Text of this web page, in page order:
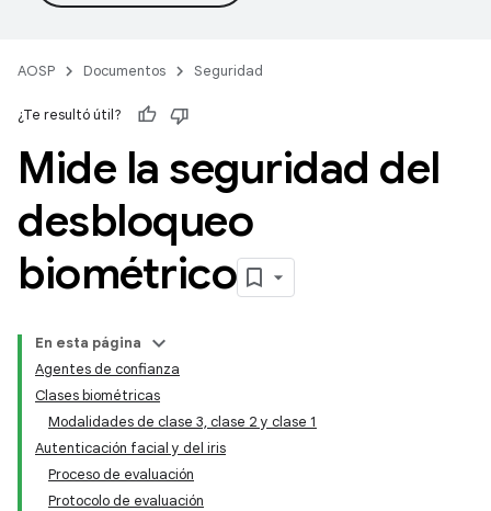
AOSP Documentos Seguridad
¿Te resultó útil?
Mide la seguridad del
desbloqueo
biométrico
En esta página
Agentes de confianza
Clases biométricas
Modalidades de clase 3, clase 2 y clase 1
Autenticación facial y del iris
Proceso de evaluación
Protocolo de evaluación